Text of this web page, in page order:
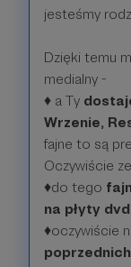
jesteśmy
Dzięki temu
medialny -
♦️ a Ty
Wrzenie,
fajne to są
Oczywiście
♦️do tego
na płyty
♦️oczywiście